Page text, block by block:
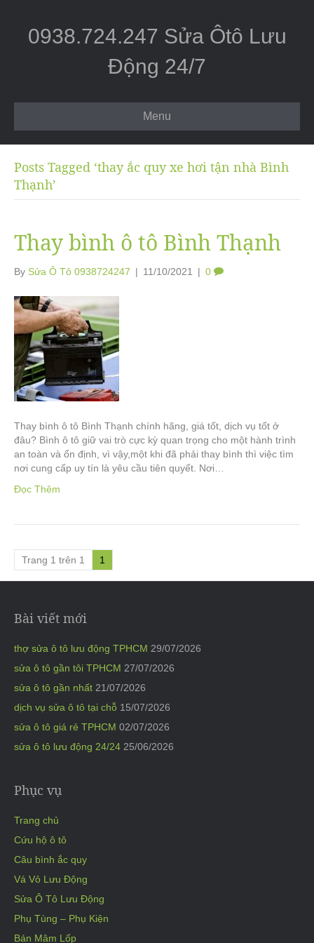
0938.724.247 Sửa Ôtô Lưu
Động 24/7
Menu
Posts Tagged ‘thay ắc quy xe hơi tận nhà Bình
Thạnh’
Thay bình ô tô Bình Thạnh
By Sửa Ô Tô 0938724247 | 11/10/2021 | 0
Thay bình ô tô Bình Thạnh chính hãng, giá tốt, dịch vụ tốt ở
đâu? Bình ô tô giữ vai trò cực kỳ quan trọng cho một hành trình
an toàn và ổn định, vì vậy,một khi đã phải thay bình thì việc tìm
nơi cung cấp uy tín là yêu cầu tiên quyết. Nơi…
Đọc Thêm
Trang 1 trên 1 1
Bài viết mới
thợ sửa ô tô lưu động TPHCM 29/07/2026
sửa ô tô gần tôi TPHCM 27/07/2026
sửa ô tô gần nhất 21/07/2026
dịch vụ sửa ô tô tại chỗ 15/07/2026
sửa ô tô giá rẻ TPHCM 02/07/2026
sửa ô tô lưu động 24/24 25/06/2026
Phục vụ
Trang chủ
Cứu hộ ô tô
Câu bình ắc quy
Vá Vỏ Lưu Động
Sửa Ô Tô Lưu Động
Phụ Tùng – Phụ Kiện
Bán Mâm Lốp